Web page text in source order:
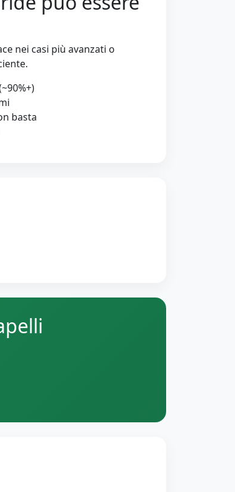
nei casi più avanzati o
basta